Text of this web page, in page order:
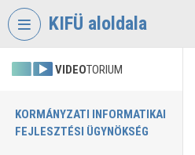
Fejléc kihagyása
KIFÜ aloldala
VIDEOTORIUM
KORMÁNYZATI INFORMATIKAI
FEJLESZTÉSI ÜGYNÖKSÉG